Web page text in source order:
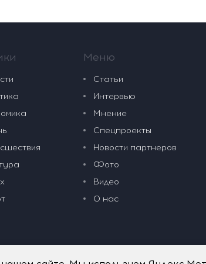
Меню
Статьи
Интервью
Мнение
Спецпроекты
Новости партнеров
Фото
Видео
О нас